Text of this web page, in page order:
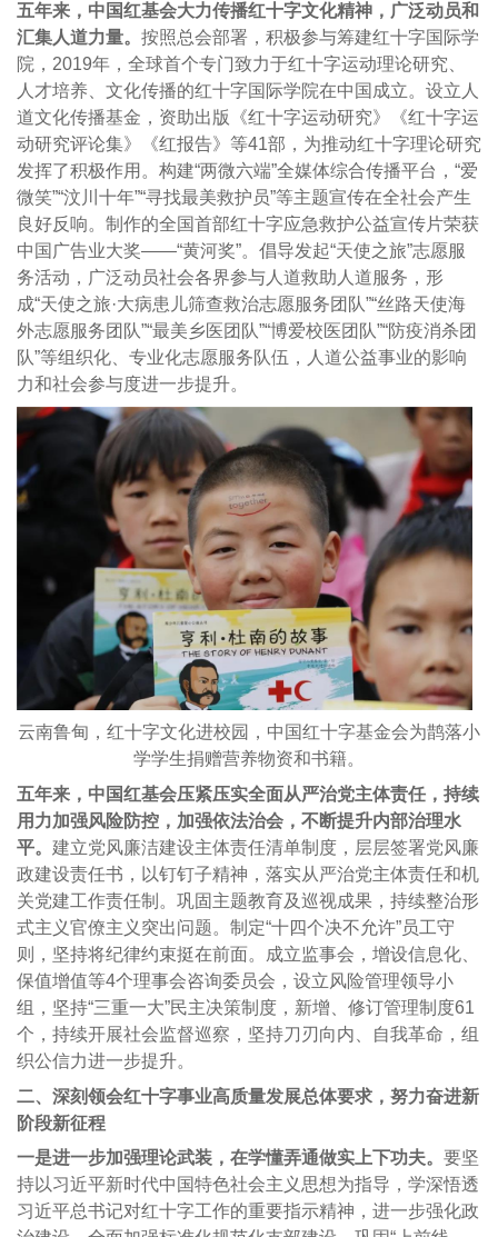
五年来，中国红基会大力传播红十字文化精神，广泛动员和
汇集人道力量。 按照总会部署，积极参与筹建红十字国际学
院，2019年，全球首个专门致力于红十字运动理论研究、
人才培养、文化传播的红十字国际学院在中国成立。设立人
道文化传播基金，资助出版《红十字运动研究》《红十字运
动研究评论集》《红报告》等41部，为推动红十字理论研究
发挥了积极作用。构建“两微六端”全媒体综合传播平台，“爱
微笑”“汶川十年”“寻找最美救护员”等主题宣传在全社会产生
良好反响。制作的全国首部红十字应急救护公益宣传片荣获
中国广告业大奖——“黄河奖”。倡导发起“天使之旅”志愿服
务活动，广泛动员社会各界参与人道救助人道服务，形
成“天使之旅·大病患儿筛查救治志愿服务团队”“丝路天使海
外志愿服务团队”“最美乡医团队”“博爱校医团队”“防疫消杀团
队”等组织化、专业化志愿服务队伍，人道公益事业的影响
力和社会参与度进一步提升。
云南鲁甸，红十字文化进校园，中国红十字基金会为鹊落小
学学生捐赠营养物资和书籍。
五年来，中国红基会压紧压实全面从严治党主体责任，持续
用力加强风险防控，加强依法治会，不断提升内部治理水
平。 建立党风廉洁建设主体责任清单制度，层层签署党风廉
政建设责任书，以钉钉子精神，落实从严治党主体责任和机
关党建工作责任制。巩固主题教育及巡视成果，持续整治形
式主义官僚主义突出问题。制定“十四个决不允许”员工守
则，坚持将纪律约束挺在前面。成立监事会，增设信息化、
保值增值等4个理事会咨询委员会，设立风险管理领导小
组，坚持“三重一大”民主决策制度，新增、修订管理制度61
个，持续开展社会监督巡察，坚持刀刃向内、自我革命，组
织公信力进一步提升。
二、深刻领会红十字事业高质量发展总体要求，努力奋进新
阶段新征程
一是进一步加强理论武装，在学懂弄通做实上下功夫。 要坚
持以习近平新时代中国特色社会主义思想为指导，学深悟透
习近平总书记对红十字工作的重要指示精神，进一步强化政